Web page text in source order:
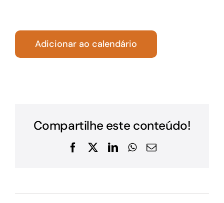
Adicionar ao calendário
Compartilhe este conteúdo!
Facebook
X LinkedInWhatsApp
E-